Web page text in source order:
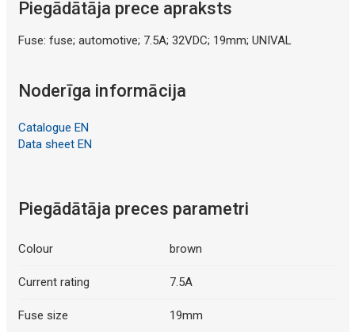
Mākslīgā intelekta aprakstsPiegādātāja prece apraksts
Fuse: fuse; automotive; 7.5A; 32VDC; 19mm; UNIVAL
Noderīga informācija
Catalogue EN
Data sheet EN
Piegādātāja preces parametri
Colour brown
Current rating 7.5A
Fuse size 19mm